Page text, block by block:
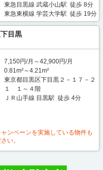
東急目黒線 武蔵小山駅 徒歩 8分
東急東横線 学芸大学駅 徒歩 19分
目黒
7,150円/月～42,900円/月
0.81m²～4.21m²
東京都目黒区下目黒２－１７－２
１ １～４階
ＪＲ山手線 目黒駅 徒歩 4分
ンペーンを実施している物件も
い。